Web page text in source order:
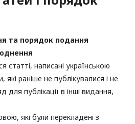
та порядок подання
написані українською
раніше не публікувалися і не
для публікації в інші видання,
які були перекладені з